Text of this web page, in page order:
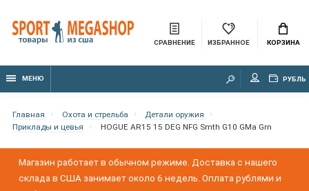
СРАВНЕНИЕ ИЗБРАННОЕ КОРЗИНА
МЕНЮ РУБЛЬ
Главная Охота и стрельба
Детали оружия
Приклады и цевья
HOGUE AR15 15 DEG NFG Smth G10 GMa Grn
Магазин работает в обычном режиме. Доставка с нашего
склада в США занимает около 6 недель. Оплата рублями и